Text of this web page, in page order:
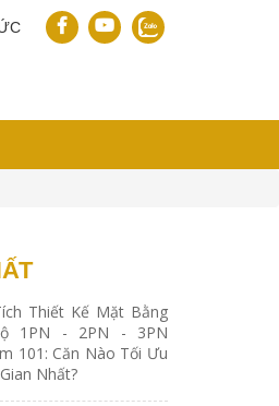
Thiết Kế Mặt Bằng
1PN - 2PN - 3PN
101: Căn Nào Tối Ưu
Nhất?